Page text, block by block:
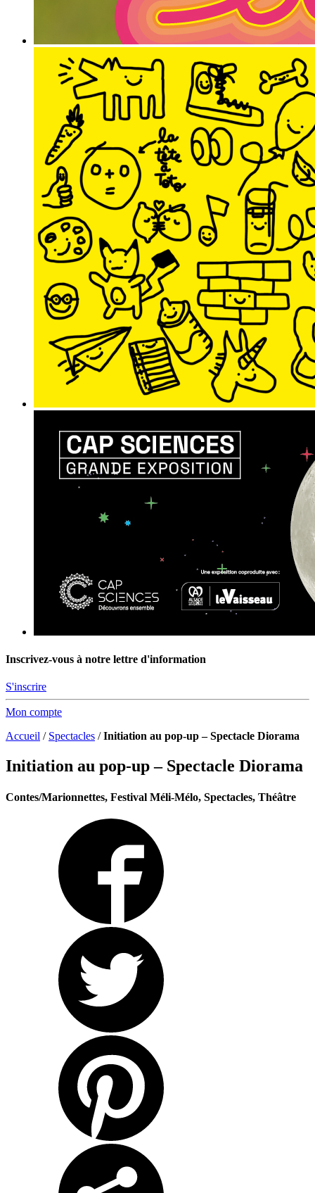
Inscrivez-vous à notre lettre d'information
S'inscrire
Mon compte
Accueil / Spectacles /Initiation au pop-up – Spectacle Diorama
Initiation au pop-up – Spectacle Diorama
Contes/Marionnettes, Festival Méli-Mélo, Spectacles, Théâtre